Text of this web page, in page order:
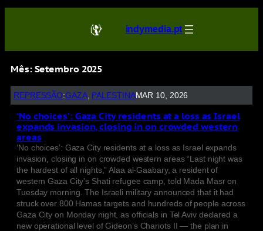
indymedia.pt
Mês: Setembro 2025
REPRESSÃO:GAZA, PALESTINAMAR 10, 2026
‘No choices’: Gaza City residents at a loss as Israel
expands invasion, closing in on crowded western
areas
‘No choices’: Gaza City residents at a loss as Israel expands
invasion, closing in on crowded western areas “Last night was
the hardest of all nights,” Alaa al-Gaabary, a resident of
western Gaza City’s Shati refugee camp, told Mada Masr on
Tuesday morning. The Israeli military announced that it had
struck over 800 Hamas targets and hundreds of people across
Gaza City on Monday night, as officials in Tel Aviv declared a
new operational level of Gideon’s Chariots II — the plan in